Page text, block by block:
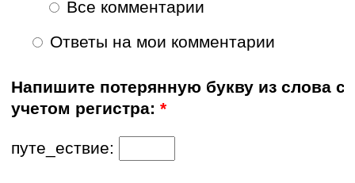
Все комментарии
Ответы на мои комментарии
Напишите потерянную букву из слова с
учетом регистра:*
путе_ествие: